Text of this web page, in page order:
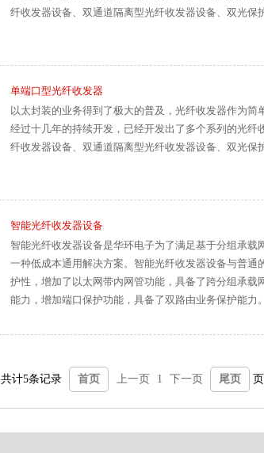
纤收发器设备、双通道隔离型光纤收发器设备、双光保
单端口型光纤收发器
以太封装的业务得到了极大的普及，光纤收发器作为
经过十几年的持续开发，已经开发出了多个系列的光
纤收发器设备、双通道隔离型光纤收发器设备、双光保
智能光纤收发器设备
智能光纤收发器设备是华环电子为了满足基于分组承
一种低成本通用解决方案。智能光纤收发器设备与普
护性，增加了以太网带内网管功能，具备了跨分组承
能力，增加端口保护功能，具备了双路由业务保护能
共计5条记录 首页 上一页 1 下一页 尾页